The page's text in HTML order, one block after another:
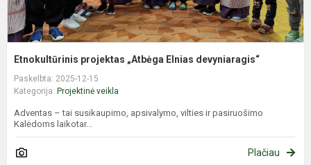
Etnokultūrinis projektas „Atbėga Elnias devyniaragis“
Paskelbta: 2025-12-15
Kategorija: Projektinė veikla
Adventas – tai susikaupimo, apsivalymo, vilties ir pasiruošimo
Kalėdoms laikotar...
Plačiau